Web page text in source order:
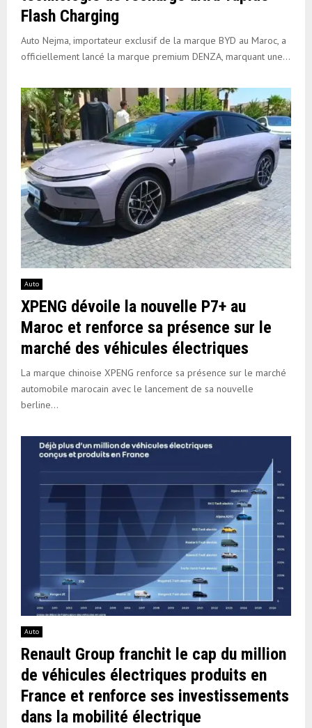
Flash Charging
Auto Nejma, importateur exclusif de la marque BYD au Maroc, a
officiellement lancé la marque premium DENZA, marquant une...
Auto
XPENG dévoile la nouvelle P7+ au
Maroc et renforce sa présence sur le
marché des véhicules électriques
La marque chinoise XPENG renforce sa présence sur le marché
automobile marocain avec le lancement de sa nouvelle
berline...
Auto
Renault Group franchit le cap du million
de véhicules électriques produits en
France et renforce ses investissements
dans la mobilité électrique